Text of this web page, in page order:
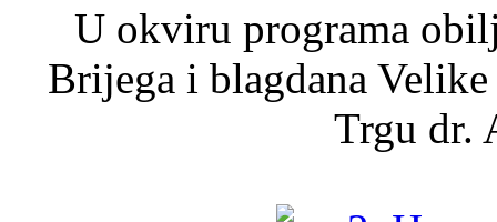
U okviru programa
Brijega i blagdana
Trgu dr.